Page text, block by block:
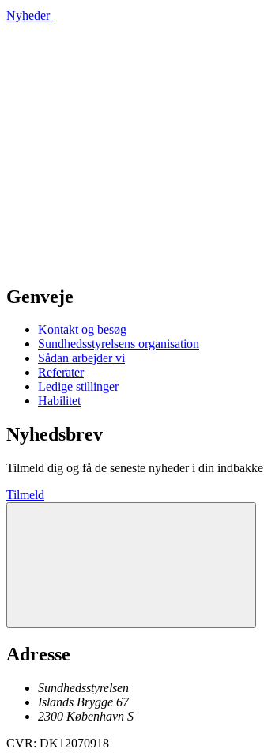
Nyheder
Genveje
Kontakt og besøg
Sundhedsstyrelsens organisation
Sådan arbejder vi
Referater
Ledige stillinger
Habilitet
Nyhedsbrev
Tilmeld dig og få de seneste nyheder i din indbakke
Tilmeld
Adresse
Sundhedsstyrelsen
Islands Brygge 67
2300 København S
CVR: DK12070918